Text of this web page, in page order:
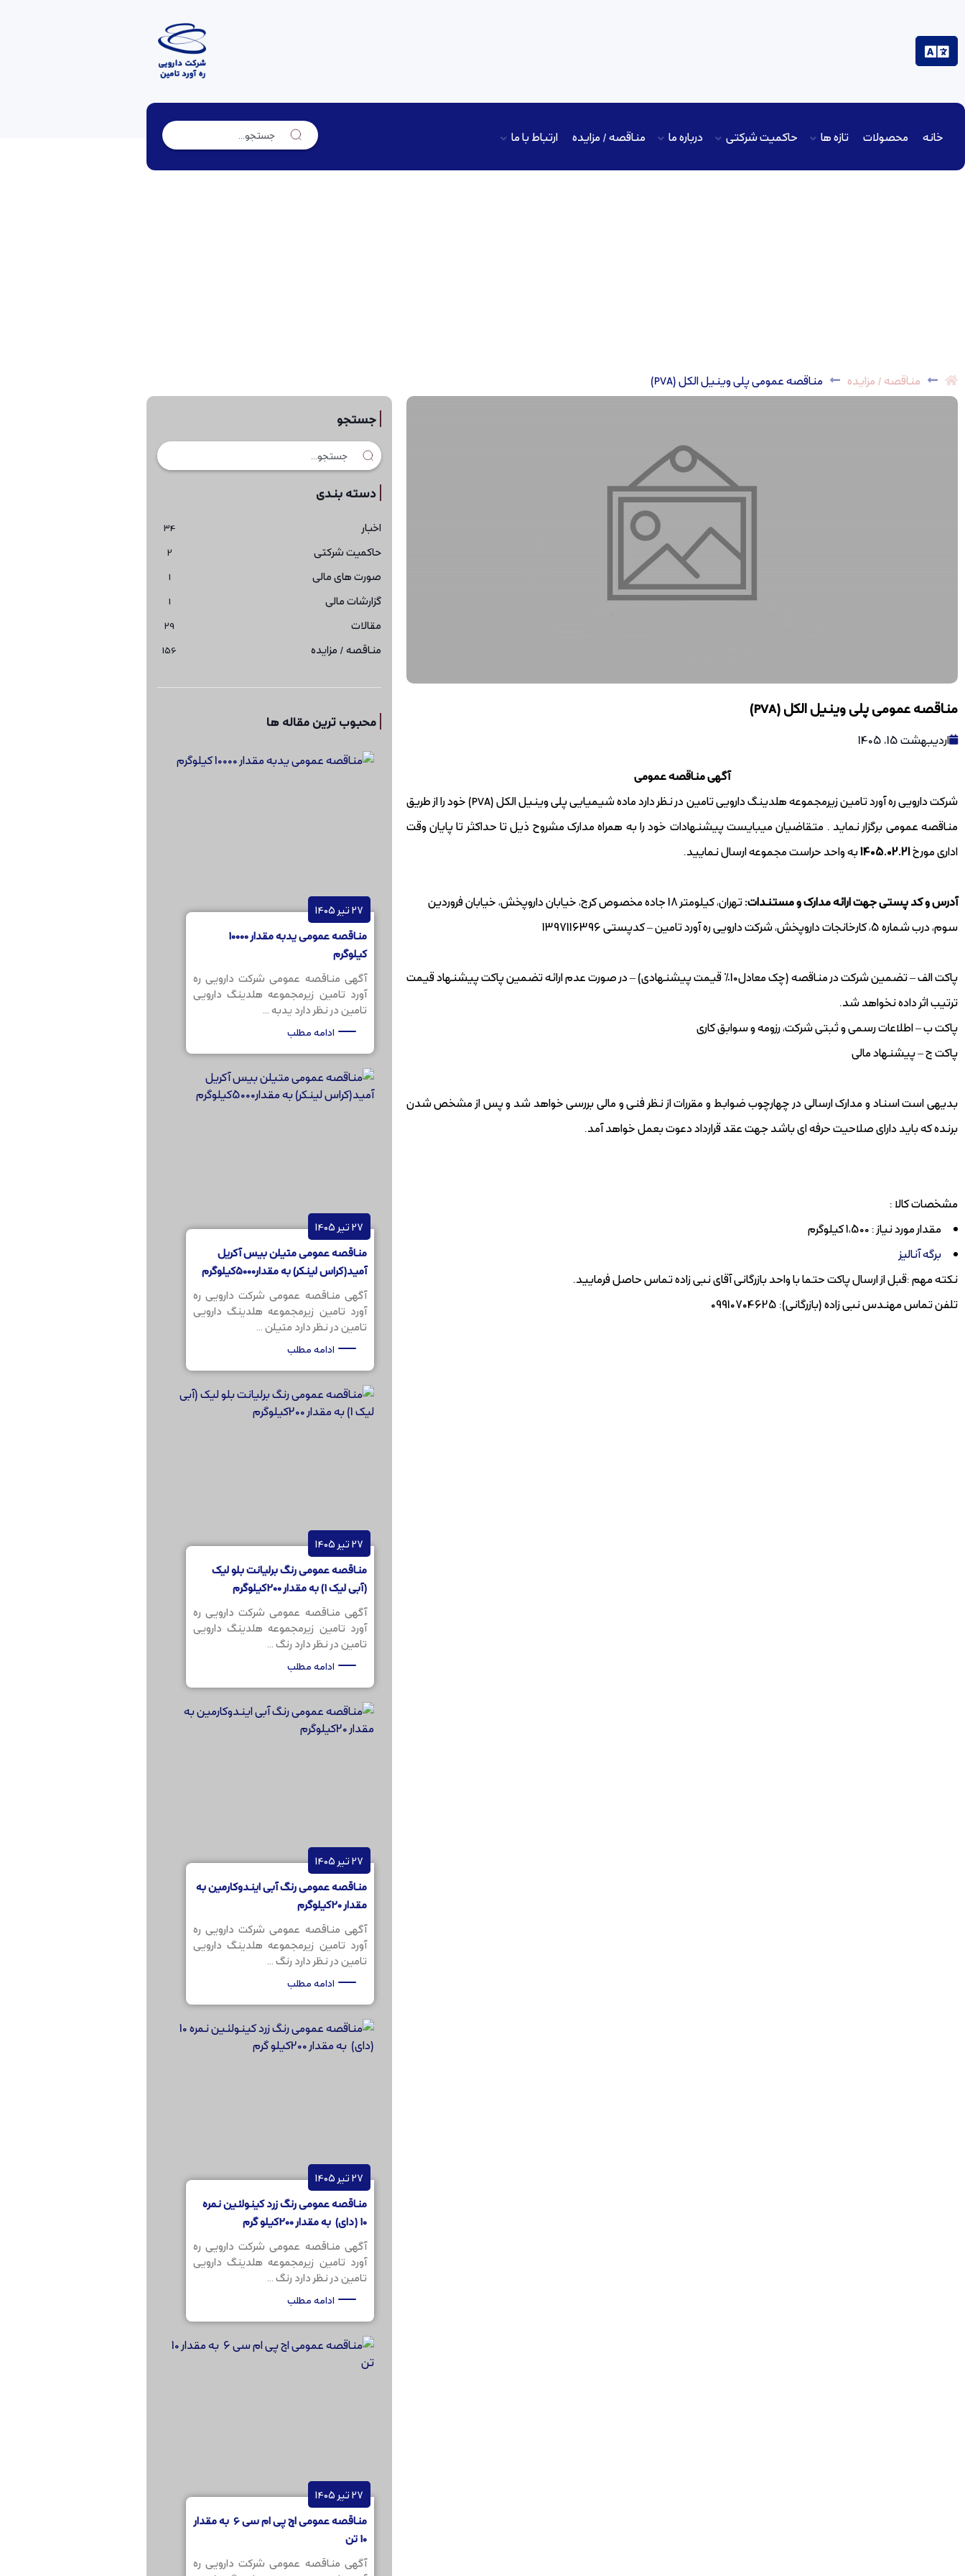
خانه محصولات تازه ها حاکمیت شرکتی درباره ما مناقصه / مزایده ارتباط با ما
مناقصه / مزایده مناقصه عمومی پلی وینیل الکل (PVA)
مناقصه عمومی پلی وینیل الکل (PVA)
اردیبهشت 15, 1405
آگهی مناقصه عمومی
شرکت دارویی ره آورد تامین زیرمجموعه هلدینگ دارویی تامین در نظر دارد ماده شیمیایی پلی وینیل الکل (PVA) خود را از طریق
مناقصه عمومی برگزار نماید . متقاضیان میبایست پیشنهادات خود را به همراه مدارک مشروح ذیل تا حداکثر تا پایان وقت
اداری مورخ1405.02.21به واحد حراست مجموعه ارسال نمایید.
آدرس و کد پستی جهت ارائه مدارک و مستندات:
تهران، کیلومتر 18 جاده مخصوص کرج، خیابان داروپخش، خیابان فروردین
سوم، درب شماره 5، کارخانجات داروپخش، شرکت دارویی ره آورد تامین – کدپستی 1397116396
پاکت الف – تضمین شرکت در مناقصه (چک معادل10% قیمت پیشنهادی) – در صورت عدم ارائه تضمین پاکت پیشنهاد قیمت
ترتیب اثر داده نخواهد شد.
پاکت ب – اطلاعات رسمی و ثبتی شرکت، رزومه و سوابق کاری
پاکت ج – پیشنهاد مالی
بدیهی است اسناد و مدارک ارسالی در چهارچوب ضوابط و مقررات از نظر فنی و مالی بررسی خواهد شد و پس از مشخص شدن
برنده که باید دارای صلاحیت حرفه ای باشد جهت عقد قرارداد دعوت بعمل خواهد آمد.
مشخصات کالا :
مقدار مورد نیاز : 1،500 کیلوگرم
برگه آنالیز
نکته مهم :قبل از ارسال پاکت حتما با واحد بازرگانی آقای نبی زاده تماس حاصل فرمایید.
تلفن تماس مهندس نبی زاده (بازرگانی): 09910704625
جستجو
دسته بندی
اخبار 34
حاکمیت شرکتی 2
صورت های مالی 1
گزارشات مالی 1
مقالات 29
مناقصه / مزایده 156
محبوب ترین مقاله ها
27 تیر 1405
مناقصه عمومی یدبه مقدار 10000
کیلوگرم
آگهی مناقصه عمومی شرکت دارویی ره
آورد تامین زیرمجموعه هلدینگ دارویی
تامین در نظر دارد یدبه ...
ادامه مطلب
27 تیر 1405
مناقصه عمومی متیلن بیس آکریل
آمید(کراس لینکر) به مقدار5000کیلوگرم
آگهی مناقصه عمومی شرکت دارویی ره
آورد تامین زیرمجموعه هلدینگ دارویی
تامین در نظر دارد متیلن ...
ادامه مطلب
27 تیر 1405
مناقصه عمومی رنگ برلیانت بلو لیک
(آبی لیک 1) به مقدار 200کیلوگرم
آگهی مناقصه عمومی شرکت دارویی ره
آورد تامین زیرمجموعه هلدینگ دارویی
تامین در نظر دارد رنگ ...
ادامه مطلب
27 تیر 1405
مناقصه عمومی رنگ آبی ایندوکارمین به
مقدار 20کیلوگرم
آگهی مناقصه عمومی شرکت دارویی ره
آورد تامین زیرمجموعه هلدینگ دارویی
تامین در نظر دارد رنگ ...
ادامه مطلب
27 تیر 1405
مناقصه عمومی رنگ زرد کینولئین نمره
10 (دای) به مقدار 200کیلو گرم
آگهی مناقصه عمومی شرکت دارویی ره
آورد تامین زیرمجموعه هلدینگ دارویی
تامین در نظر دارد رنگ ...
ادامه مطلب
27 تیر 1405
مناقصه عمومی اچ پی ام سی 6 به مقدار
10 تن
آگهی مناقصه عمومی شرکت دارویی ره